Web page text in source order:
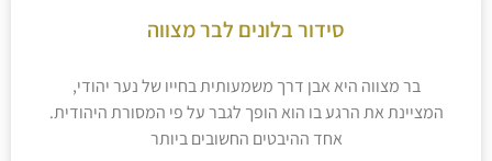
סידור בלונים לבר מצווה
בר מצווה היא אבן דרך משמעותית בחייו של נער יהודי,
המציינת את הרגע בו הוא הופך לגבר על פי המסורת היהודית.
אחד ההיבטים החשובים ביותר